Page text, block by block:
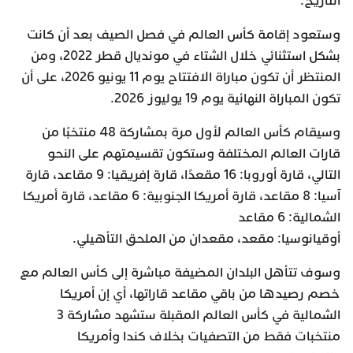
وستعود إقامة كأس العالم في فصل الصيف بعد أن كانت
بشكل استثنائي خلال الشتاء في مونديال قطر 2022، ومن
المنتظر أن تكون مباراة الافتتاح يوم 11 يونيو 2026، على أن
تكون المباراة النهائية يوم 19 يوليوز 2026.
وسيقام كأس العالم لأول مرة بمشاركة 48 منتخبًا من
قارات العالم المختلفة وستكون تقسيمتهم على النحو
التالي، قارة أوروبا: 16 مقعدًا، قارة إفريقيا: 9 مقاعد، قارة
آسيا: 8 مقاعد، قارة أمريكا الجنوبية: 6 مقاعد، قارة أمريكا
الشمالية: 6 مقاعد
أوقيانوسيا: مقعد، مقعدان من الملحق التأهيلي.
وسوف تتأهل البلدان المضيفة مباشرة إلى كأس العالم مع
خصم رصيدها من باقي مقاعد قاراتها، أي إن أمريكا
الشمالية في كأس العالم المقبلة ستشهد مشاركة 3
منتخبات فقط من التصفيات بخلاف كندا وأمريكا